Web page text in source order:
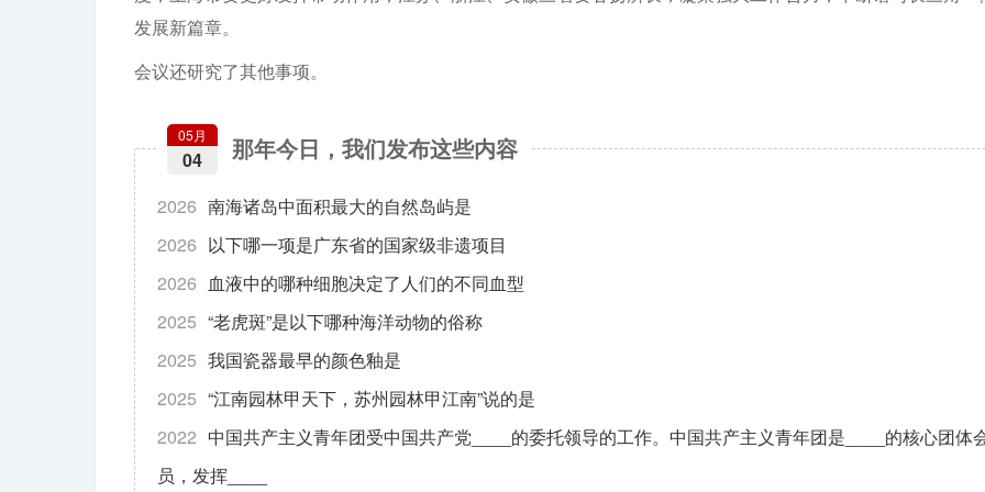
发展新篇章。
会议还研究了其他事项。
那年今日，我们发布这些内容
05月
04
2026 南海诸岛中面积最大的自然岛屿是
2026 以下哪一项是广东省的国家级非遗项目
2026 血液中的哪种细胞决定了人们的不同血型
2025 “老虎斑”是以下哪种海洋动物的俗称
2025 我国瓷器最早的颜色釉是
2025 “江南园林甲天下，苏州园林甲江南”说的是
2022 中国共产主义青年团受中国共产党____的委托领导的工作。中国共产主义青年团是____的核心团体
员，发挥____